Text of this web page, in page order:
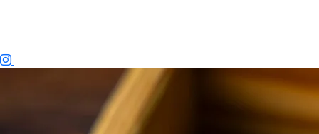
本店メニュー | 熱海おさかな食